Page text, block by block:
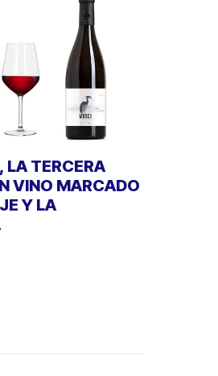
TERCERA
VINO MARCADO
Y LA